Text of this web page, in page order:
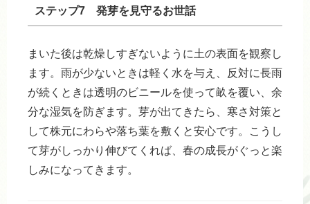
ステップ7 発芽を見守るお世話
まいた後は乾燥しすぎないように土の表面を観察し
ます。雨が少ないときは軽く水を与え、反対に長雨
が続くときは透明のビニールを使って畝を覆い、余
分な湿気を防ぎます。芽が出てきたら、寒さ対策と
して株元にわらや落ち葉を敷くと安心です。こうし
て芽がしっかり伸びてくれば、春の成長がぐっと楽
しみになってきます。